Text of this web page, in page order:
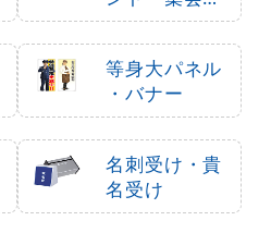
テント
等身大パネル
・バナー
名刺受け・貴
名受け